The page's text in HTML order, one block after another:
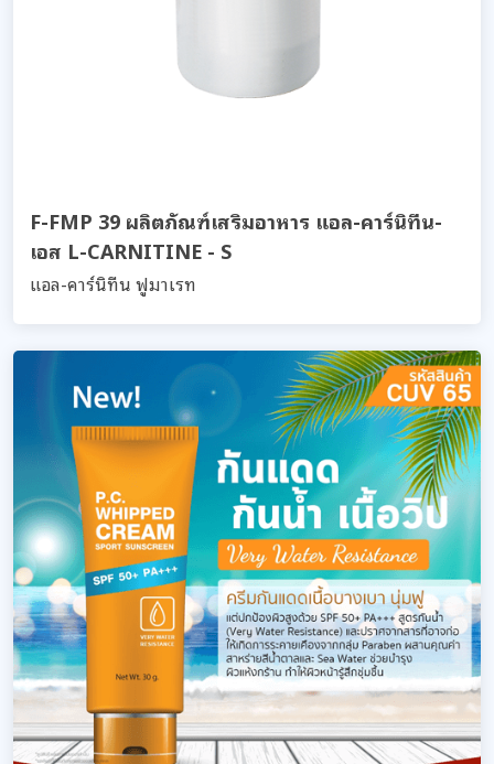
F-FMP 39 ผลิตภัณฑ์เสริมอาหาร แอล-คาร์นิทีน-
เอส L-CARNITINE - S
แอล-คาร์นิทีน ฟูมาเรท